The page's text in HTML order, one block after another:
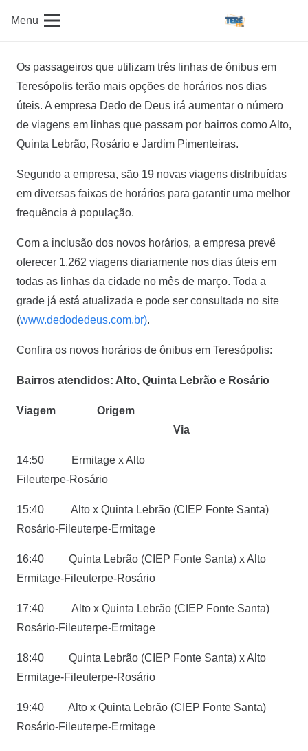
Menu
Os passageiros que utilizam três linhas de ônibus em
Teresópolis terão mais opções de horários nos dias
úteis. A empresa Dedo de Deus irá aumentar o número
de viagens em linhas que passam por bairros como Alto,
Quinta Lebrão, Rosário e Jardim Pimenteiras.
Segundo a empresa, são 19 novas viagens distribuídas
em diversas faixas de horários para garantir uma melhor
frequência à população.
Com a inclusão dos novos horários, a empresa prevê
oferecer 1.262 viagens diariamente nos dias úteis em
todas as linhas da cidade no mês de março. Toda a
grade já está atualizada e pode ser consultada no site
(www.dedodedeus.com.br).
Confira os novos horários de ônibus em Teresópolis:
Bairros atendidos: Alto, Quinta Lebrão e Rosário
Viagem Origem
Via
14:50 Ermitage x Alto
Fileuterpe-Rosário
15:40 Alto x Quinta Lebrão (CIEP Fonte Santa)
Rosário-Fileuterpe-Ermitage
16:40 Quinta Lebrão (CIEP Fonte Santa) x Alto
Ermitage-Fileuterpe-Rosário
17:40 Alto x Quinta Lebrão (CIEP Fonte Santa)
Rosário-Fileuterpe-Ermitage
18:40 Quinta Lebrão (CIEP Fonte Santa) x Alto
Ermitage-Fileuterpe-Rosário
19:40 Alto x Quinta Lebrão (CIEP Fonte Santa)
Rosário-Fileuterpe-Ermitage